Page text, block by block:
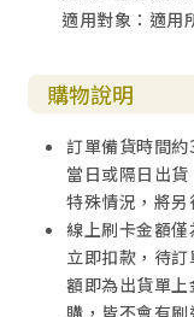
適用對象：適用
購物說明
訂單備貨時間
當日或隔日出
特殊情況，將
線上刷卡金額
立即扣款，待
額即為出貨單